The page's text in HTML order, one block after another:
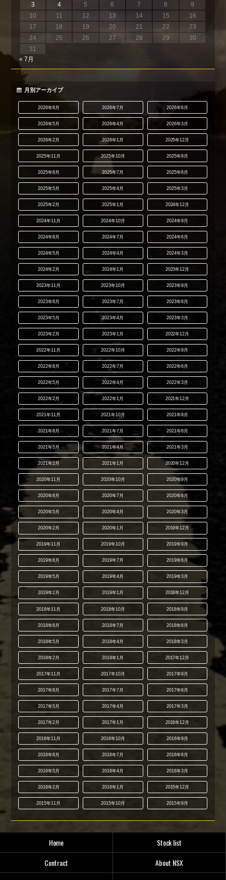
3
4 5 6 7 8
9
10
11 12 13 14 15
16
17
18 19 20 21 22
23
24
25 26 27 28 29
30
31
« 7月
月別アーカイブ
2026年8月 2026年7月 2026年6月
2026年5月 2026年4月 2026年3月
2026年2月 2026年1月 2025年12月
2025年11月 2025年10月 2025年9月
2025年8月 2025年7月 2025年6月
2025年5月 2025年4月 2025年3月
2025年2月 2025年1月 2024年12月
2024年11月 2024年10月 2024年9月
2024年8月 2024年7月 2024年6月
2024年5月 2024年4月 2024年3月
2024年2月 2024年1月 2023年12月
2023年11月 2023年10月 2023年9月
2023年8月 2023年7月 2023年6月
2023年5月 2023年4月 2023年3月
2023年2月 2023年1月 2022年12月
2022年11月 2022年10月 2022年9月
2022年8月 2022年7月 2022年6月
2022年5月 2022年4月 2022年3月
2022年2月 2022年1月 2021年12月
2021年11月 2021年10月 2021年9月
2021年8月 2021年7月 2021年6月
2021年5月 2021年4月 2021年3月
2021年2月 2021年1月 2020年12月
2020年11月 2020年10月 2020年9月
2020年8月 2020年7月 2020年6月
2020年5月 2020年4月 2020年3月
2020年2月 2020年1月 2019年12月
2019年11月 2019年10月 2019年9月
2019年8月 2019年7月 2019年6月
2019年5月 2019年4月 2019年3月
2019年2月 2019年1月 2018年12月
2018年11月 2018年10月 2018年9月
2018年8月 2018年7月 2018年6月
2018年5月 2018年4月 2018年3月
2018年2月 2018年1月 2017年12月
2017年11月 2017年10月 2017年9月
2017年8月 2017年7月 2017年6月
2017年5月 2017年4月 2017年3月
2017年2月 2017年1月 2016年12月
2016年11月 2016年10月 2016年9月
2016年8月 2016年7月 2016年6月
2016年5月 2016年4月 2016年3月
2016年2月 2016年1月 2015年12月
2015年11月 2015年10月 2015年9月
Home
Stock list
Contract
About NSX